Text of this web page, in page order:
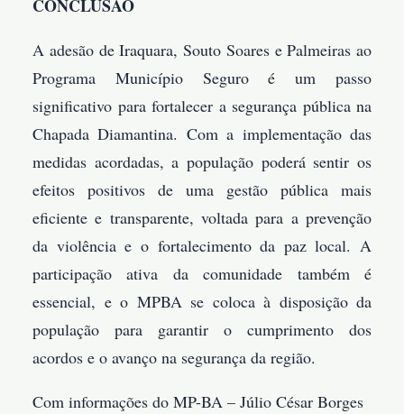
CONCLUSÃO
A adesão de Iraquara, Souto Soares e Palmeiras ao
Programa Município Seguro é um passo
significativo para fortalecer a segurança pública na
Chapada Diamantina. Com a implementação das
medidas acordadas, a população poderá sentir os
efeitos positivos de uma gestão pública mais
eficiente e transparente, voltada para a prevenção
da violência e o fortalecimento da paz local. A
participação ativa da comunidade também é
essencial, e o MPBA se coloca à disposição da
população para garantir o cumprimento dos
acordos e o avanço na segurança da região.
Com informações do MP-BA – Júlio César Borges